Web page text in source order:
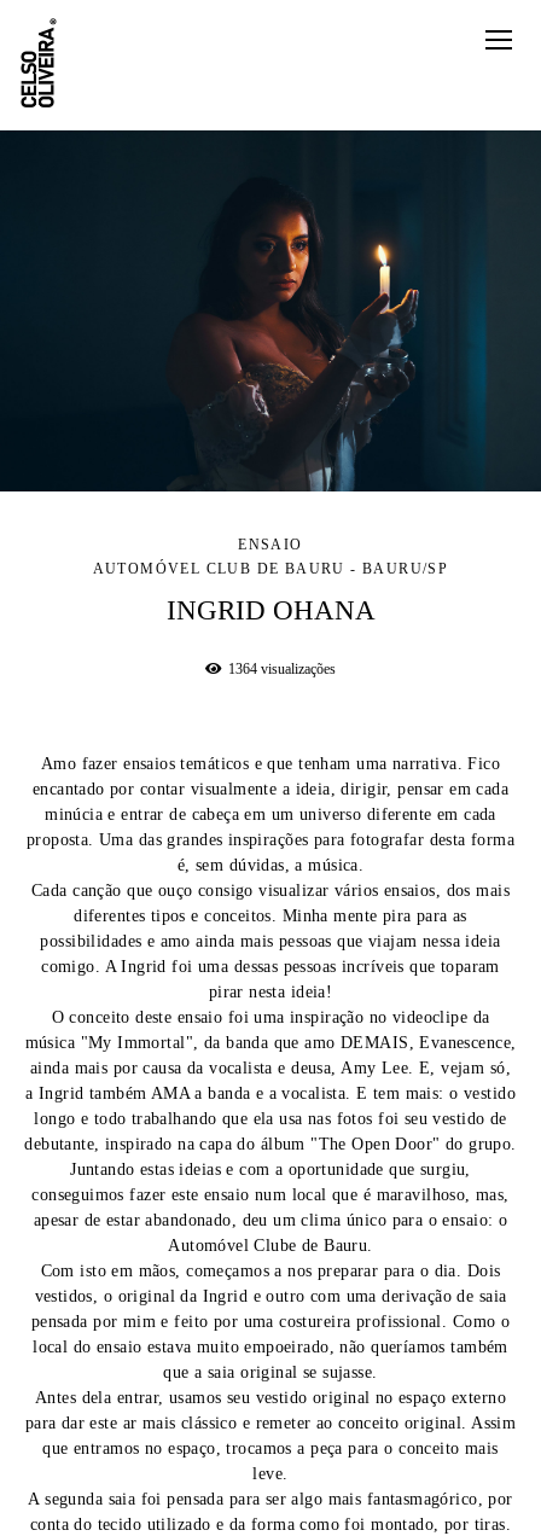
ENSAIO
AUTOMÓVEL CLUB DE BAURU - BAURU/SP
INGRID OHANA
1364 visualizações
Amo fazer ensaios temáticos e que tenham uma narrativa. Fico
encantado por contar visualmente a ideia, dirigir, pensar em cada
minúcia e entrar de cabeça em um universo diferente em cada
proposta. Uma das grandes inspirações para fotografar desta forma
é, sem dúvidas, a música.
Cada canção que ouço consigo visualizar vários ensaios, dos mais
diferentes tipos e conceitos. Minha mente pira para as
possibilidades e amo ainda mais pessoas que viajam nessa ideia
comigo. A Ingrid foi uma dessas pessoas incríveis que toparam
pirar nesta ideia!
O conceito deste ensaio foi uma inspiração no videoclipe da
música "My Immortal", da banda que amo DEMAIS, Evanescence,
ainda mais por causa da vocalista e deusa, Amy Lee. E, vejam só,
a Ingrid também AMA a banda e a vocalista. E tem mais: o vestido
longo e todo trabalhando que ela usa nas fotos foi seu vestido de
debutante, inspirado na capa do álbum "The Open Door" do grupo.
Juntando estas ideias e com a oportunidade que surgiu,
conseguimos fazer este ensaio num local que é maravilhoso, mas,
apesar de estar abandonado, deu um clima único para o ensaio: o
Automóvel Clube de Bauru.
Com isto em mãos, começamos a nos preparar para o dia. Dois
vestidos, o original da Ingrid e outro com uma derivação de saia
pensada por mim e feito por uma costureira profissional. Como o
local do ensaio estava muito empoeirado, não queríamos também
que a saia original se sujasse.
Antes dela entrar, usamos seu vestido original no espaço externo
para dar este ar mais clássico e remeter ao conceito original. Assim
que entramos no espaço, trocamos a peça para o conceito mais
leve.
A segunda saia foi pensada para ser algo mais fantasmagórico, por
conta do tecido utilizado e da forma como foi montado, por tiras.